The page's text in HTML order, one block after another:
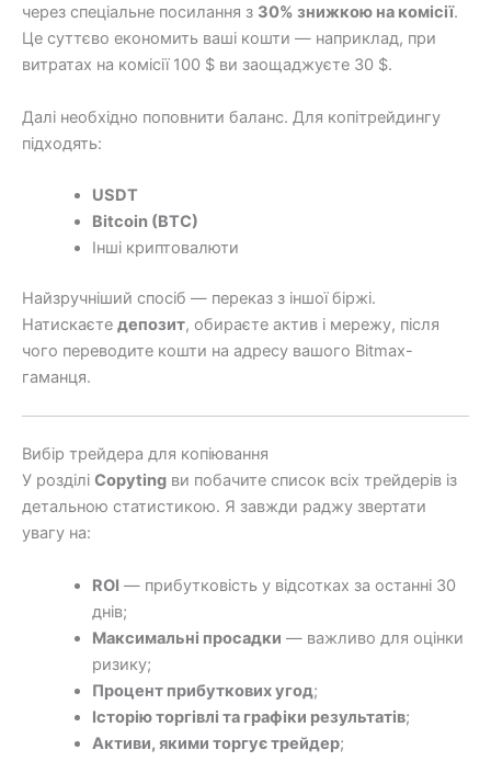
через спеціальне посилання з 30% знижкою на комісії.
Це суттєво економить ваші кошти — наприклад, при
витратах на комісії 100 $ ви заощаджуєте 30 $.
Далі необхідно поповнити баланс. Для копітрейдингу
підходять:
USDT
Bitcoin (BTC)
Інші криптовалюти
Найзручніший спосіб — переказ з іншої біржі.
Натискаєте депозит, обираєте актив і мережу, після
чого переводите кошти на адресу вашого Bitmax-
гаманця.
Вибір трейдера для копіювання
У розділі Copyting ви побачите список всіх трейдерів із
детальною статистикою. Я завжди раджу звертати
увагу на:
ROI — прибутковість у відсотках за останні 30
днів;
Максимальні просадки — важливо для оцінки
ризику;
Процент прибуткових угод;
Історію торгівлі та графіки результатів;
Активи, якими торгує трейдер;